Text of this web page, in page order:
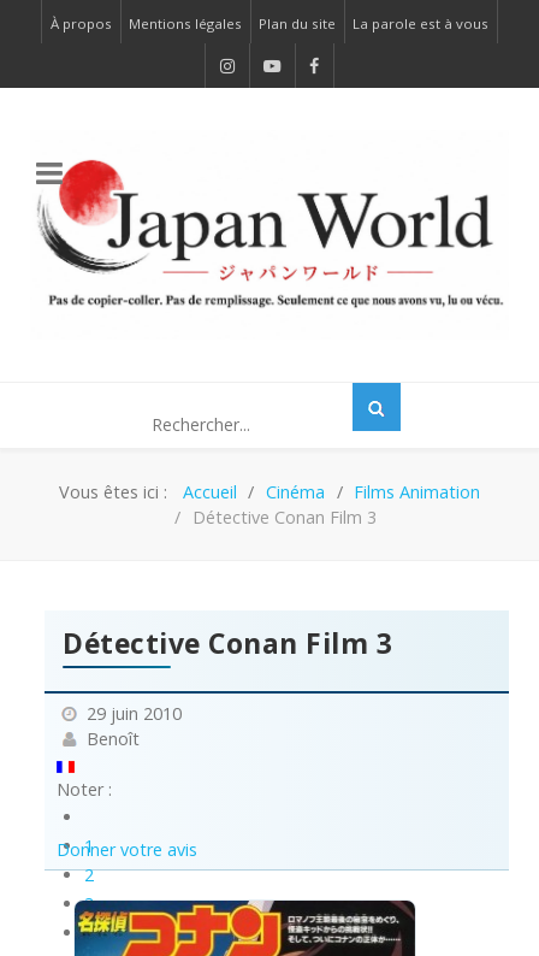
À propos Mentions légales Plan du site La parole est à vous
Vous êtes ici : Accueil Cinéma
Films Animation
Détective Conan Film 3
Détective Conan Film 3
29 juin 2010
Benoît
Noter :
1
2
3
4
Donner votre avis